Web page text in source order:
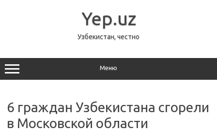
Yep.uz
Узбекистан, честно
Меню
6 граждан Узбекистана сгорели
в Московской области